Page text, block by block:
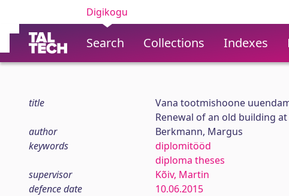
Digikogu
Search Collections Indexes
title
Vana tootmishoone
Renewal of an old building
author
Berkmann, Margus
keywords
diplomitööd
diploma theses
supervisor
Kõiv, Martin
defence date
10.06.2015